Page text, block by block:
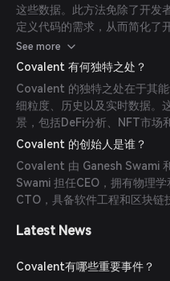
这些数据。此方法免除了开发
定义代码的需求，从而简化了
时间。
See more
Covalent 有何独特之处？
Covalent 的独特之处在于其
细粒度、历史以及实时数据。
景，包括DeFi分析、NFT市场
Covalent 的创始人是谁？
Covalent 由 Ganesh Swami
Swami 担任CEO，拥有物理
CTO，具备软件工程和区块链
Latest News
Covalent有哪些重要事件？